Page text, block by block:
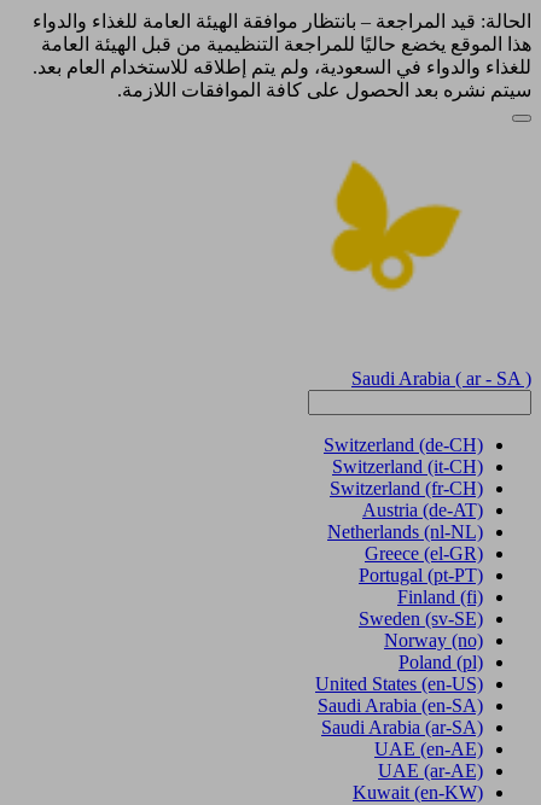
الحالة: قيد المراجعة – بانتظار موافقة الهيئة العامة للغذاء والدواء
هذا الموقع يخضع حاليًا للمراجعة التنظيمية من قبل الهيئة العامة
للغذاء والدواء في السعودية، ولم يتم إطلاقه للاستخدام العام بعد.
سيتم نشره بعد الحصول على كافة الموافقات اللازمة.
Saudi Arabia ( ar - SA )
Switzerland (de-CH)
Switzerland (it-CH)
Switzerland (fr-CH)
Austria (de-AT)
Netherlands (nl-NL)
Greece (el-GR)
Portugal (pt-PT)
Finland (fi)
Sweden (sv-SE)
Norway (no)
Poland (pl)
United States (en-US)
Saudi Arabia (en-SA)
Saudi Arabia (ar-SA)
UAE (en-AE)
UAE (ar-AE)
Kuwait (en-KW)